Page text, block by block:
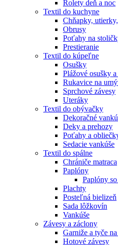
Rolety deň a noc
Textil do kuchyne
Chňapky,
Obrusy
Poťahy na
Prestieranie
Textil do kúpeľne
Osušky
Plážové osušky
Rukavice na
Sprchové závesy
Uteráky
Textil do obývačky
Dekoračné
Deky a prehozy
Poťahy a
Sedacie vankúše
Textil do spálne
Chrániče matraca
Paplóny
Paplóny
Plachty
Posteľná bielizeň
Sada lôžkovín
Vankúše
Závesy a záclony
Garniže a tyče
Hotové závesy